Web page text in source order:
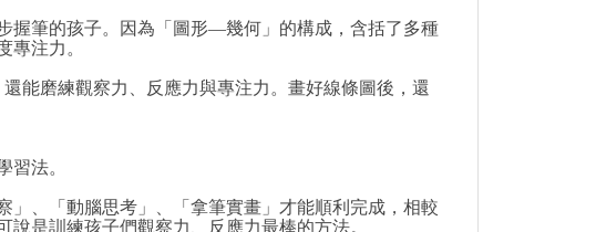
握筆的孩子。因為「圖形—幾何」的構成，含括了多種
專注力。
能磨練觀察力、反應力與專注力。畫好線條圖後，還
習法。
」、「動腦思考」、「拿筆實畫」才能順利完成，相較
是訓練孩子們觀察力、反應力最棒的方法。